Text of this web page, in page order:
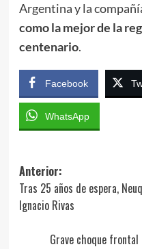
Argentina y la
como la mejor de la
centenario.
Facebook
WhatsApp
Navegación
de
entradas
Anterior:
Tras 25 años de espera,
Ignacio Rivas
Grave choque